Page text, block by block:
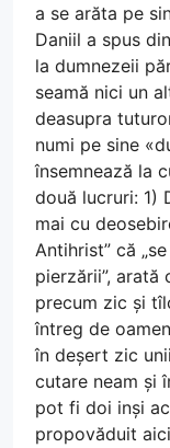
a se arăta pe
Daniil a spus
la dumnezeii
seamă nici un
deasupra
numi pe sine
însemnează la
două lucruri: 1)
mai cu
Antihrist” că
pierzării”, arată
precum zic și
întreg de
în deșert zic
cutare neam și
pot fi doi inși
propovăduit